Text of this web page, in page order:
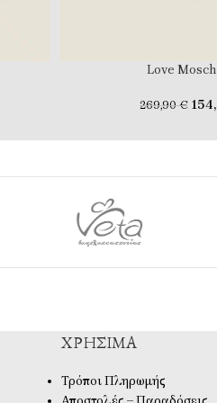
Love
269,90€
ΧΡΉΣΙΜΑ
Τρόποι Πληρωμής